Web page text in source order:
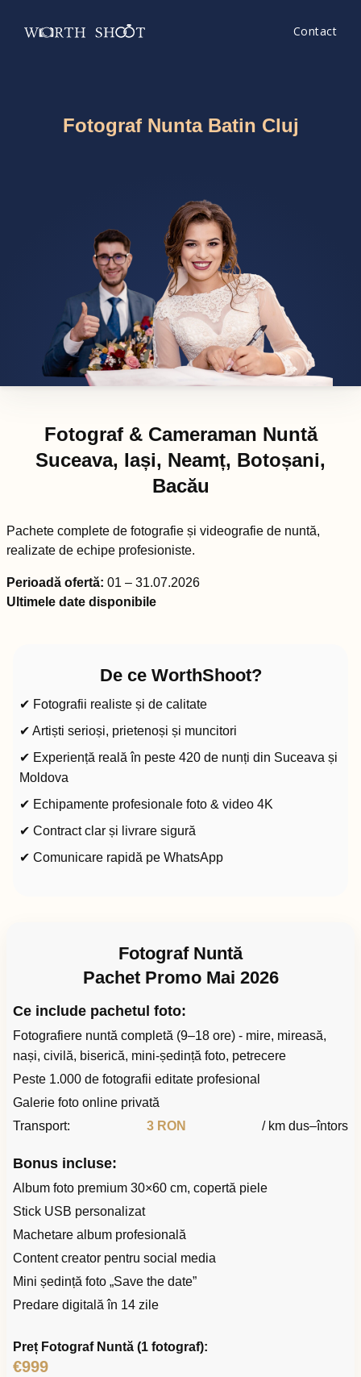
Contact
Fotograf Nunta Batin Cluj
Fotograf & Cameraman Nuntă
Suceava, Iași, Neamț, Botoșani,
Bacău
Pachete complete de fotografie și videografie de nuntă,
realizate de echipe profesioniste.
Perioadă ofertă: 01 – 31.07.2026
Ultimele date disponibile
De ce WorthShoot?
✔ Fotografii realiste și de calitate
✔ Artiști serioși, prietenoși și muncitori
✔ Experiență reală în peste 420 de nunți din Suceava și
Moldova
✔ Echipamente profesionale foto & video 4K
✔ Contract clar și livrare sigură
✔ Comunicare rapidă pe WhatsApp
Fotograf Nuntă
Pachet Promo Mai 2026
Ce include pachetul foto:
Fotografiere nuntă completă (9–18 ore) - mire, mireasă,
nași, civilă, biserică, mini-ședință foto, petrecere
Peste 1.000 de fotografii editate profesional
Galerie foto online privată
Transport:
3 RON / km dus–întors
Bonus incluse:
Album foto premium 30×60 cm, copertă piele
Stick USB personalizat
Machetare album profesională
Content creator pentru social media
Mini ședință foto „Save the date”
Predare digitală în 14 zile
Preț Fotograf Nuntă (1 fotograf):
€999